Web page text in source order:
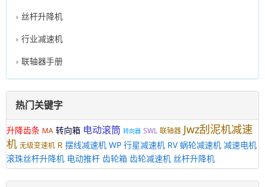
丝杆升降机
行业减速机
联轴器手册
热门关键字
升降齿条 MA 转向箱 电动滚筒 转向器 SWL 联轴器 Jwz刮泥机减速
机 无级变速机 R 摆线减速机 WP 行星减速机 RV 蜗轮减速机 减速电机
滚珠丝杆升降机 电动推杆 齿轮箱 齿轮减速机 丝杆升降机